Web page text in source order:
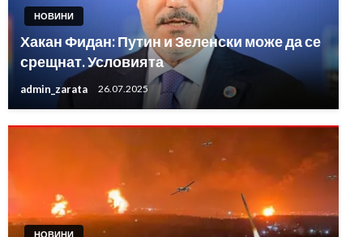
НОВИНИ
Хакан Фидан: Путин и Зеленски може да се
срещнат. Условията
admin_zarata 26.07.2025
НОВИНИ